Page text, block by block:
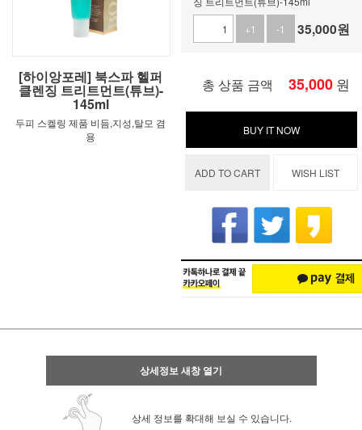
[하이앙포레] 북스파 헬퍼
클렌징 트리트먼트(튜브)-
145ml
두피 스켈링 제품 비듬,지성,탈모 겸
용
+1
-1 35,000원
총 상품 금액 35,000 원
BUY IT NOW
ADD TO CART WISH LIST
상세정보 새창 열기
상세 정보를 확대해 보실 수 있습니다.